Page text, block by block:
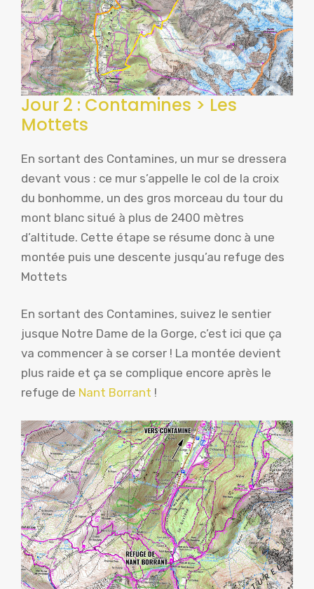
Jour 2 : Contamines > Les
Mottets
En sortant des Contamines, un mur se dressera
devant vous : ce mur s’appelle le col de la croix
du bonhomme, un des gros morceau du tour du
mont blanc situé à plus de 2400 mètres
d’altitude. Cette étape se résume donc à une
montée puis une descente jusqu’au refuge des
Mottets
En sortant des Contamines, suivez le sentier
jusque Notre Dame de la Gorge, c’est ici que ça
va commencer à se corser ! La montée devient
plus raide et ça se complique encore après le
refuge de Nant Borrant !